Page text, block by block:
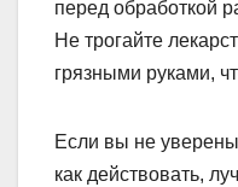
перед обработкой
Не трогайте
грязными руками,
Если вы не уверены
как действовать,